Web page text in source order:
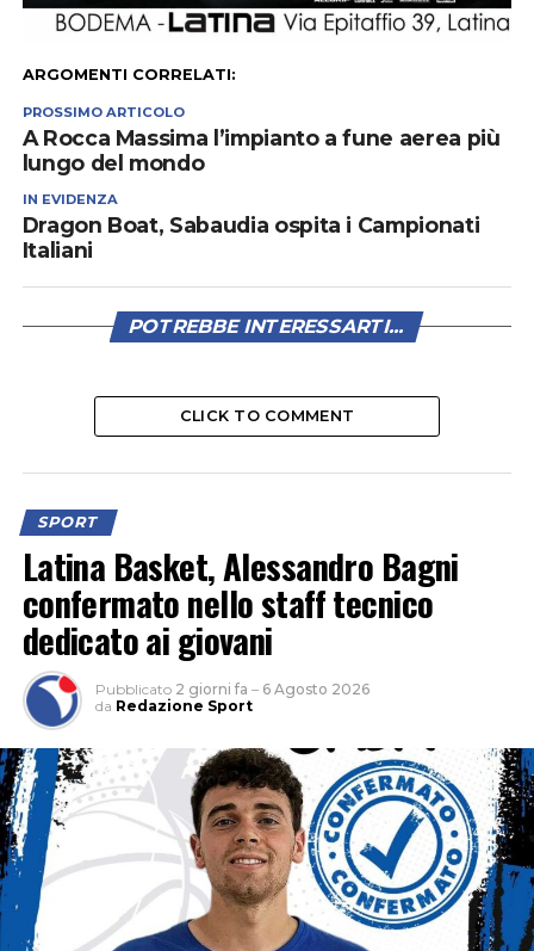
ARGOMENTI CORRELATI:
PROSSIMO ARTICOLO
A Rocca Massima l’impianto a fune aerea più
lungo del mondo
IN EVIDENZA
Dragon Boat, Sabaudia ospita i Campionati
Italiani
POTREBBE INTERESSARTI...
CLICK TO COMMENT
SPORT
Latina Basket, Alessandro Bagni
confermato nello staff tecnico
dedicato ai giovani
Pubblicato 2 giorni fa – 6 Agosto 2026
da Redazione Sport